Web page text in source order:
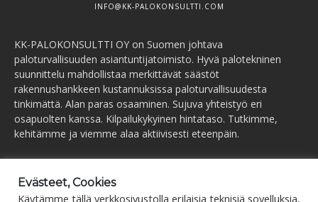
INFO@KK-PALOKONSULTTI.COM
KK-PALOKONSULTTI OY on Suomen johtava
paloturvallisuuden asiantuntijatoimisto. Hyvä palotekninen
suunnittelu mahdollistaa merkittävät säästöt
rakennushankkeen kustannuksissa paloturvallisuudesta
tinkimättä. Alan paras osaaminen. Sujuva yhteistyö eri
osapuolten kanssa. Kilpailukykyinen hintataso. Tutkimme,
kehitämme ja viemme alaa aktiivisesti eteenpäin.
Puh.+358 44 752 0777
Evästeet, Cookies
Käytämme tällä verkkosivustolla erilaisia teknisiä sovelluksia,